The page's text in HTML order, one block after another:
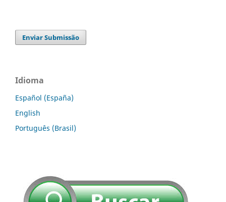
Enviar Submissão
Idioma
Español (España)
English
Português (Brasil)